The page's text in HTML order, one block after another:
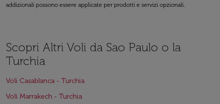
addizionali possono essere applicate per prodotti e servizi opzionali.
Scopri Altri Voli da Sao Paulo o la
Turchia
Voli Casablanca - Turchia
Voli Marrakech - Turchia